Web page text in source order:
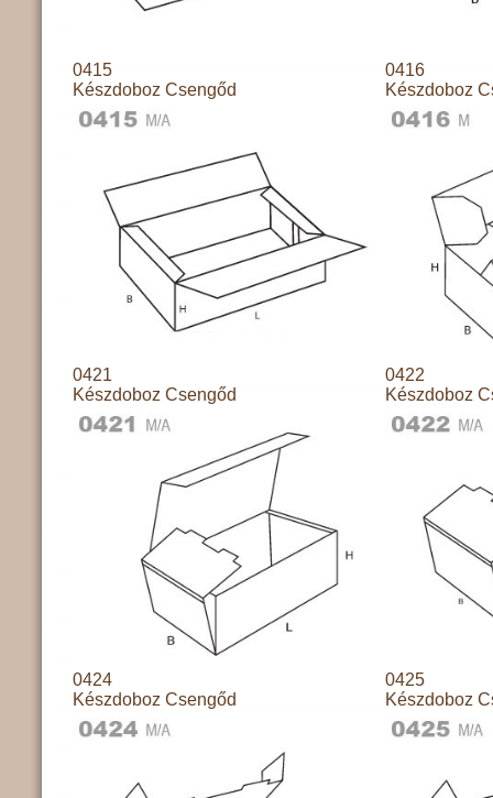
0415
Készdoboz Csengőd
0416
Készdoboz
0421
Készdoboz Csengőd
0422
Készdoboz
0424
Készdoboz Csengőd
0425
Készdoboz